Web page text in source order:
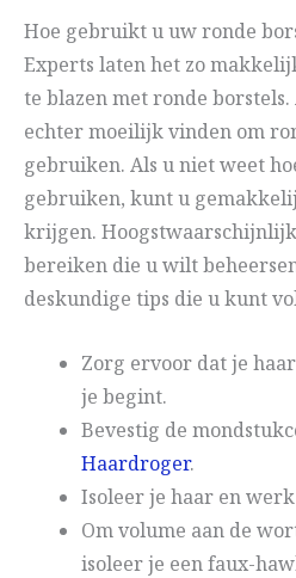
Hoe gebruikt u uw ronde
Experts laten het zo
te blazen met ronde
echter moeilijk vinden om
gebruiken. Als u niet weet
gebruiken, kunt u
krijgen.
bereiken die u wilt
deskundige tips die u kunt
Zorg ervoor dat je
je begint.
Bevestig de
Haardroger.
Isoleer je haar en
Om volume aan de
isoleer je een faux-